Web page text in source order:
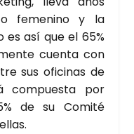
feme­nino y la
así que el 65%
cuen­ta con
sus ofi­ci­nas de
com­pues­ta por
de su Comi­té